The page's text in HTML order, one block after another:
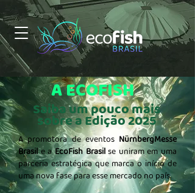
A ECOFISH
Saiba um pouco mais
sobre a Edição 2025
A promotora de eventos NürnbergMesse
Brasile aEcoFish Brasilse uniram em uma
parceria estratégica que marca o início de
uma nova fase para esse mercado no país.